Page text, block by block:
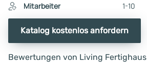
Mitarbeiter
1-10
Katalog kostenlos anfordern
Bewertungen von Living Fertighaus